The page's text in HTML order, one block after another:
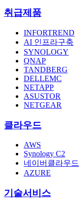
취급제품
INFORTREND
AI 인프라구축
SYNOLOGY
QNAP
TANDBERG
DELLEMC
NETAPP
ASUSTOR
NETGEAR
클라우드
AWS
Synology C2
네이버클라우드
AZURE
기술서비스